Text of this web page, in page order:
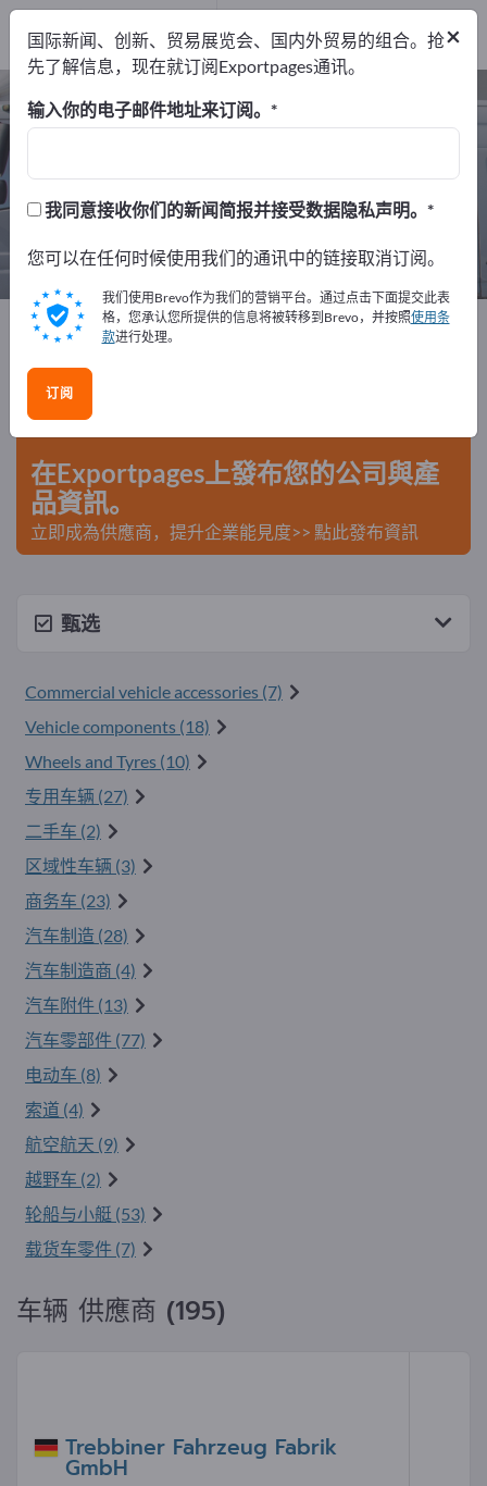
车辆 – 查找制造商和供应商
195 189 4
2
制造商189 经销商4
服务提供商2
Exportpages 车辆
在Exportpages免費刊登廣告！
需求 – 供應 – 二手商品 – 商業聯繫 >> 由此開始
在Exportpages上發布您的公司與產
品資訊。
立即成為供應商，提升企業能見度>> 點此發布資訊
甄选
Commercial vehicle accessories (7)
Vehicle components (18)
Wheels and Tyres (10)
专用车辆 (27)
二手车 (2)
区域性车辆 (3)
商务车 (23)
汽车制造 (28)
汽车制造商 (4)
汽车附件 (13)
汽车零部件 (77)
电动车 (8)
索道 (4)
航空航天 (9)
越野车 (2)
轮船与小艇 (53)
载货车零件 (7)
车辆 供應商 (195)
Trebbiner Fahrzeug Fabrik
GmbH
×
国际新闻、创新、贸易展览会、国内外贸易的组合。抢
先了解信息，现在就订阅Exportpages通讯。
输入你的电子邮件地址来订阅。
我同意接收你们的新闻简报并接受数据隐私声明。
您可以在任何时候使用我们的通讯中的链接取消订阅。
我们使用Brevo作为我们的营销平台。通过点击下面提交此表
格，您承认您所提供的信息将被转移到Brevo，并按照使用条
款进行处理。
订阅